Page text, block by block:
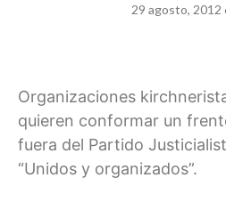
29 agosto, 2012
Organizaciones
quieren conformar un
fuera del Partido
“Unidos y organizados”.